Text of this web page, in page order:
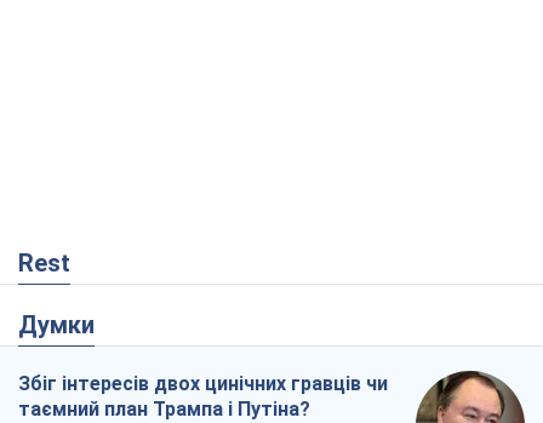
Rest
Думки
Збіг інтересів двох цинічних гравців чи
таємний план Трампа і Путіна?